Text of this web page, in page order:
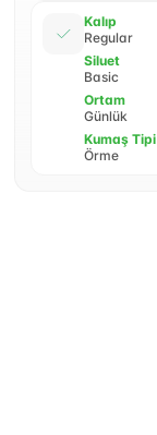
Kalıp
Regular
Siluet
Basic
Ortam
Günlük
Kumaş Tipi
Örme